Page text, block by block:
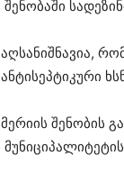
შენობაში
აღსანიშნავია,
ანტისეპტიკური
მერიის შენობის